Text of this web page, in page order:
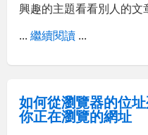
興趣的主題看看別人的文
...繼續閱讀 ...
如何從瀏覽器的位
你正在瀏覽的網址